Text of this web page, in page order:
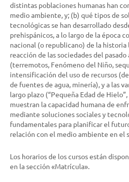
distintas poblaciones humanas han
medio ambiente, y; (b) qué tipos de
tecnológicas se han desarrollado
prehispánicos, a lo largo de la época
nacional (o republicano) de la historia
reacción de las sociedades del
(terremotos, Fenómeno del Niño,
intensificación del uso de recursos
de fuentes de agua, minería), y a las
largo plazo (“Pequeña Edad de
muestran la capacidad humana de
mediante soluciones sociales y
fundamentales para planificar el
relación con el medio ambiente en el
Los horarios de los cursos están
en la sección «Matrícula».